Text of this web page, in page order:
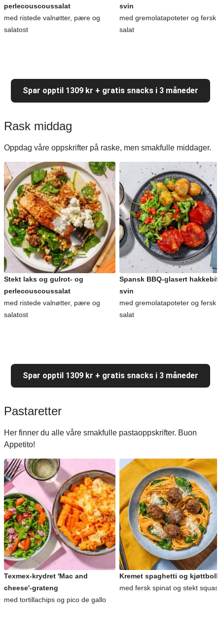
perlecouscoussalat
med ristede valnøtter, pære og
salatost
svin
med gremolatapoteter og fersk
salat
Spar opptil 1309 kr + gratis snacks i 3 måneder
Rask middag
Oppdag våre oppskrifter på raske, men smakfulle middager.
Stekt laks og gulrot- og
perlecouscoussalat
med ristede valnøtter, pære og
salatost
Spansk BBQ-glasert
svin
med gremolatapoteter og fersk
salat
Spar opptil 1309 kr + gratis snacks i 3 måneder
Pastaretter
Her finner du alle våre smakfulle pastaoppskrifter. Buon
Appetito!
Texmex-krydret 'Mac and
cheese'-grateng
med tortillachips og pico de gallo
Kremet spaghetti og
med fersk spinat og stekt